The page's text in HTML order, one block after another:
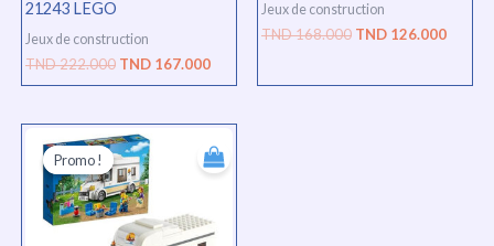
21243 LEGO
Jeux de construction
TND222.000 TND 167.000
Jeux de construction
TND168.000 TND 126.000
Promo !
Promo !
Le
prix
initial
était :
TND
156.000.
prix
actuel
117.000.